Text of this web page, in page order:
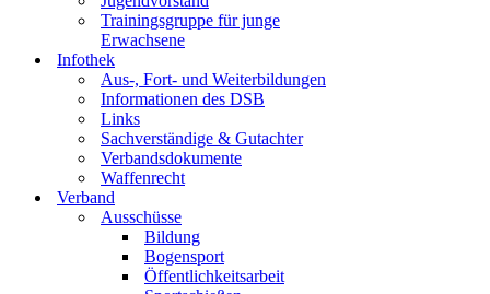
Trainingsgruppe für junge
Erwachsene
Infothek
Aus-, Fort- und Weiterbildungen
Informationen des DSB
Links
Sachverständige & Gutachter
Verbandsdokumente
Waffenrecht
Verband
Ausschüsse
Bildung
Bogensport
Öffentlichkeitsarbeit